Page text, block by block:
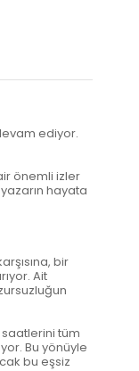
ediyor.
önemli izler
hayata
bir
Ait
tüm
Bu yönüyle
bu eşsiz